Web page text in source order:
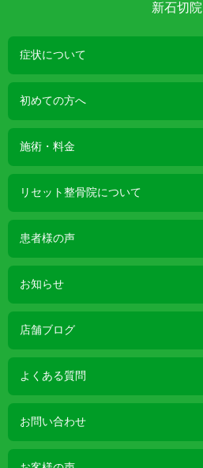
新石切院
症状について
初めての方へ
施術・料金
リセット整骨院について
患者様の声
お知らせ
店舗ブログ
よくある質問
お問い合わせ